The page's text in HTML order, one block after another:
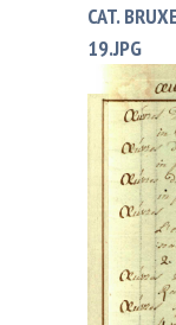
CAT.
19.JPG